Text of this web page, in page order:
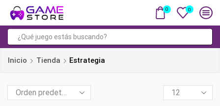
0 0
de
Inicio Tienda Estrategia
Products
per